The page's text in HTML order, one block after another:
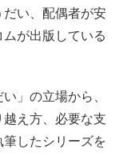
い、配偶者が安
が出版している
」の立場から、
え方、必要な支
したシリーズを